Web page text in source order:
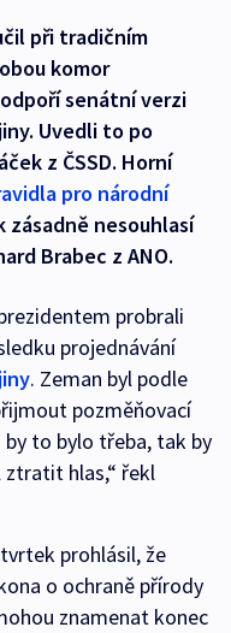
při tradičním
komor
senátní verzi
Uvedli to po
z ČSSD. Horní
pro národní
zásadně nesouhlasí
Brabec z ANO.
probrali
projednávání
. Zeman byl podle
pozměňovací
by to bylo třeba, tak by
hlas,“ řekl
prohlásil, že
o ochraně přírody
znamenat konec